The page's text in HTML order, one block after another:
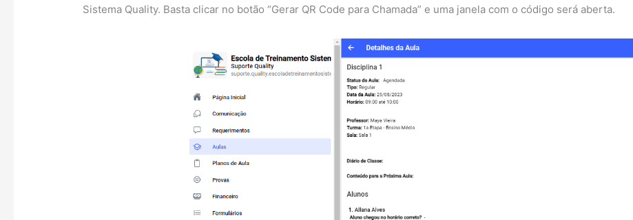
Sistema Quality. Basta clicar no botão “Gerar QR Code para Chamada” e uma janela com o código será aberta.